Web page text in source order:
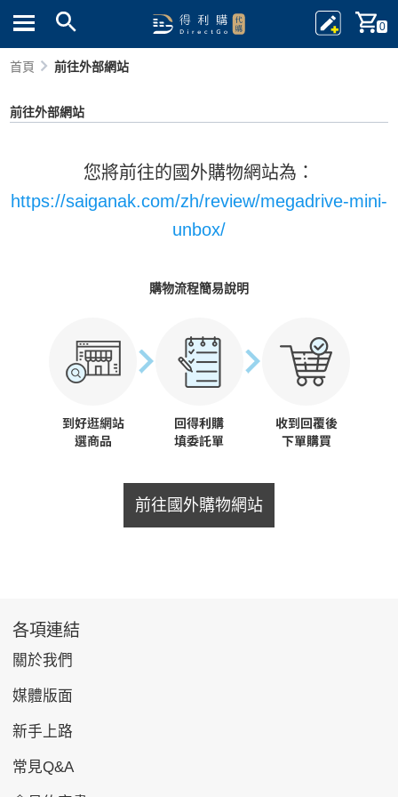
0
首頁 前往外部網站
前往外部網站
您將前往的國外購物網站為：
https://saiganak.com/zh/review/megadrive-mini-
unbox/
購物流程簡易說明
前往國外購物網站
各項連結
關於我們
媒體版面
新手上路
常見Q&A